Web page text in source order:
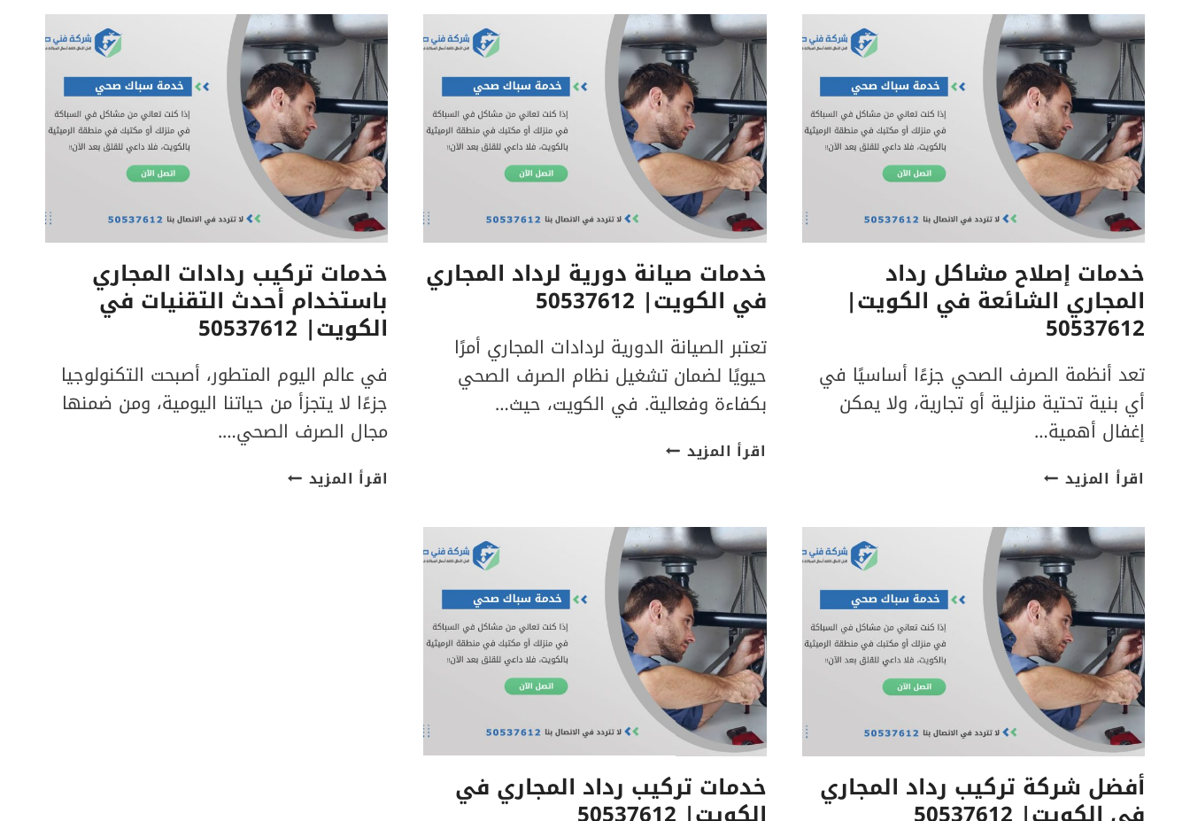
المجاري
في
الكويت|
مميزات
وعيوب
كل
نوع
مجاري
في
الكويت|
50537612
المجاري
في
الكويت|
50537612
خدمات إصلاح مشاكل رداد
المجاري الشائعة في الكويت|
50537612
تعد أنظمة الصرف الصحي جزءًا أساسيًا في
أي بنية تحتية منزلية أو تجارية، ولا يمكن
إغفال أهمية…
اقرأ المزيد خدمات
رداد
المجاري
الشائعة
في
الكويت|
50537612
خدمات صيانة دورية لرداد المجاري
في الكويت| 50537612
تعتبر الصيانة الدورية لردادات المجاري أمرًا
حيويًا لضمان تشغيل نظام الصرف الصحي
بكفاءة وفعالية. في الكويت، حيث…
اقرأ المزيد خدمات
المجاري
في
الكويت|
50537612
خدمات تركيب ردادات المجاري
باستخدام أحدث التقنيات في
الكويت| 50537612
في عالم اليوم المتطور، أصبحت التكنولوجيا
جزءًا لا يتجزأ من حياتنا اليومية، ومن ضمنها
مجال الصرف الصحي….
اقرأ المزيد خدمات
أفضل شركة تركيب رداد المجاري خدمات تركيب رداد المجاري في